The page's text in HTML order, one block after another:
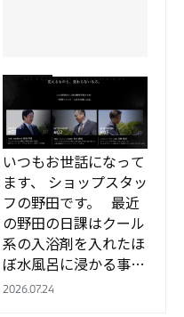
パジェロティザーサイ
ト更新
いつもお世話になって
ます、 ショップスタッ
フの野田です。 最近
の野田の日課はクール
系の入浴剤を入れたほ
ぼ水風呂に浸かる事。
帰宅後、お部屋の冷房
2026.07.24